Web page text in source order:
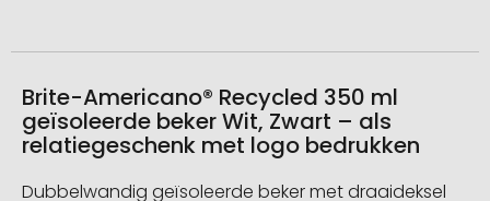
Brite-Americano® Recycled 350 ml
geïsoleerde beker Wit, Zwart – als
relatiegeschenk met logo bedrukken
Dubbelwandig geïsoleerde beker met draaideksel